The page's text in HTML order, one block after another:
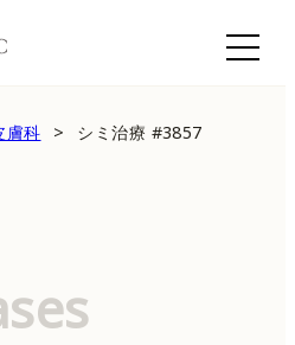
膚科 シミ治療 #3857